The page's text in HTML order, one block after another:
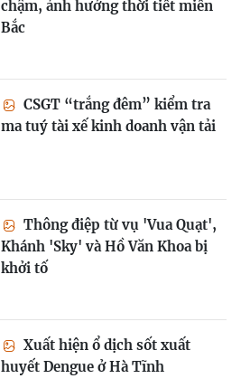
chậm, ảnh hưởng thời tiết miền
Bắc
CSGT “trắng đêm” kiểm tra
ma tuý tài xế kinh doanh vận tải
Thông điệp từ vụ 'Vua Quạt',
Khánh 'Sky' và Hồ Văn Khoa bị
khởi tố
Xuất hiện ổ dịch sốt xuất
huyết Dengue ở Hà Tĩnh